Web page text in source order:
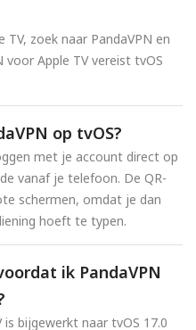
zoek naar PandaVPN en
voor Apple TV vereist tvOS
op tvOS?
met je account direct op
vanaf je telefoon. De QR-
schermen, omdat je dan
hoeft te typen.
ik PandaVPN
bijgewerkt naar tvOS 17.0